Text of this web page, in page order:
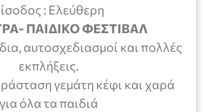
: Ελεύθερη
ΠΑΙΔΙΚΟ ΦΕΣΤΙΒΑΛ
αυτοσχεδιασμοί και πολλές
εκπλήξεις.
γεμάτη κέφι και χαρά
για όλα τα παιδιά